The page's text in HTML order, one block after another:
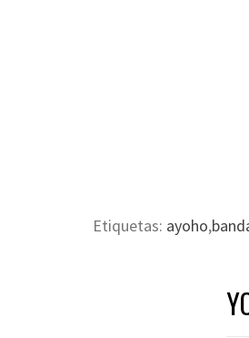
Etiquetas: ayoho,